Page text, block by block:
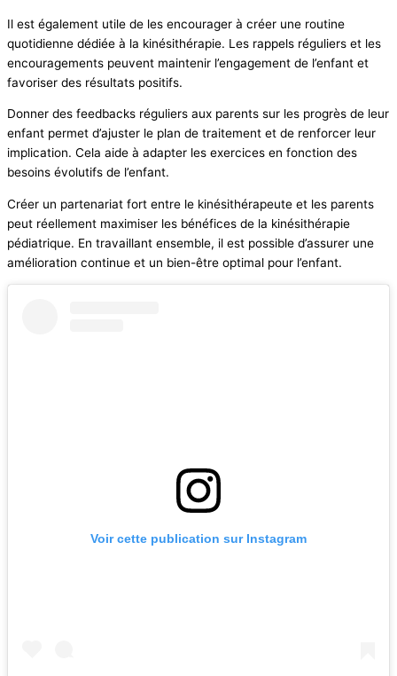
Il est également utile de les encourager à créer une routine
quotidienne dédiée à la kinésithérapie. Les rappels réguliers et les
encouragements peuvent maintenir l’engagement de l’enfant et
favoriser des résultats positifs.
Donner des feedbacks réguliers aux parents sur les progrès de leur
enfant permet d’ajuster le plan de traitement et de renforcer leur
implication. Cela aide à adapter les exercices en fonction des
besoins évolutifs de l’enfant.
Créer un partenariat fort entre le kinésithérapeute et les parents
peut réellement maximiser les bénéfices de la kinésithérapie
pédiatrique. En travaillant ensemble, il est possible d’assurer une
amélioration continue et un bien-être optimal pour l’enfant.
Voir cette publication sur Instagram